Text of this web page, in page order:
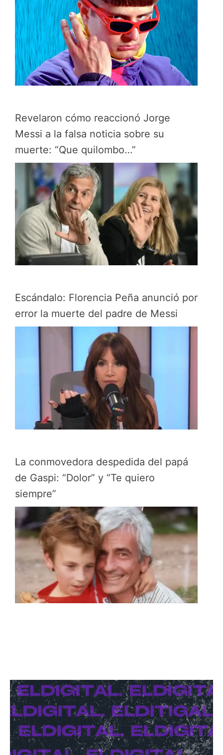
Revelaron cómo reaccionó Jorge
Messi a la falsa noticia sobre su
muerte: “Que quilombo…”
Escándalo: Florencia Peña anunció por
error la muerte del padre de Messi
La conmovedora despedida del papá
de Gaspi: “Dolor” y “Te quiero
siempre”